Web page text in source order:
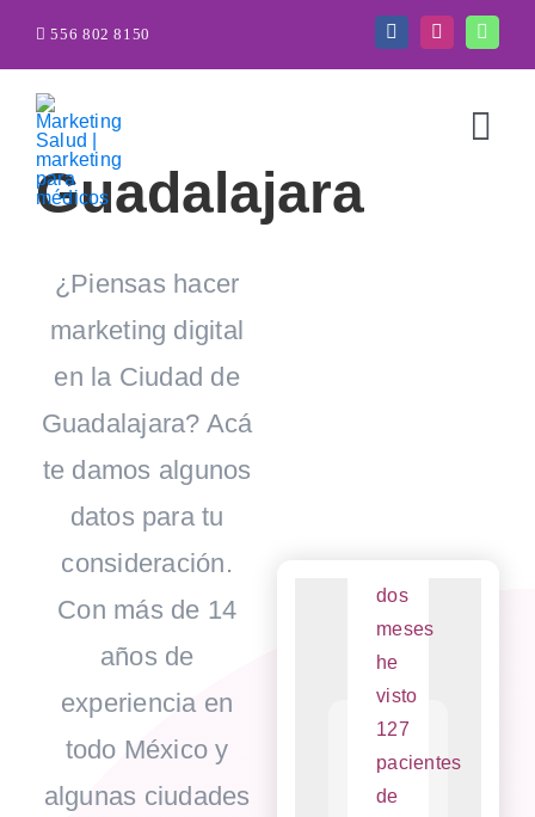
556 802 8150
Guadalajara
¿Piensas hacer
marketing digital
en la Ciudad de
Guadalajara? Acá
te damos algunos
datos para tu
consideración.
Con más de 14
años de
experiencia en
todo México y
algunas ciudades
dos
meses
he
visto
127
pacientes
de
trabajar
con
ellos,
tenía
10
consultas
a
semana,
hoy
número
de
pacientes
y
cirugías
han
aumentado
muy
claro
y
desglosados
los
reportes
de
mes,
seguimiento